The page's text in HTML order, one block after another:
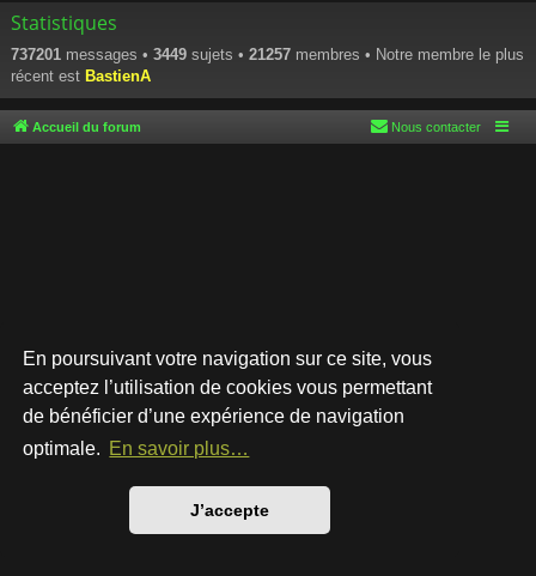
En poursuivant votre navigation sur ce site, vous
acceptez l’utilisation de cookies vous permettant
de bénéficier d’une expérience de navigation
optimale. En savoir plus…
J’accepte
Statistiques
737201 messages • 3449 sujets • 21257 membres • Notre membre le plus
récent est BastienA
Accueil du forum Nous contacter
Développé parphpBB® Forum Software © phpBB Limited
Style par
Traduction française officielle